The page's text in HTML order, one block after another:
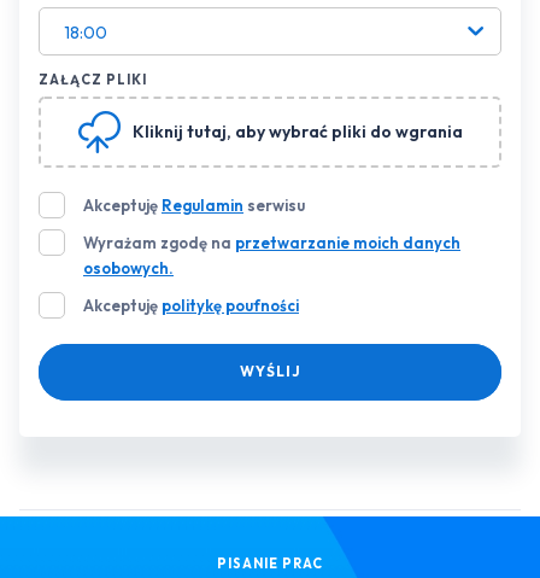
18:00
ZAŁĄCZ PLIKI
Kliknij tutaj, aby wybrać pliki do wgrania
Akceptuję Regulamin serwisu
Wyrażam zgodę na przetwarzanie moich danych
osobowych.
Akceptuję politykę poufności
WYŚLIJ
PISANIE PRAC